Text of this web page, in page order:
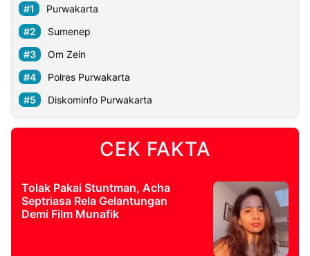
Purwakarta
Sumenep
Om Zein
Polres Purwakarta
Diskominfo Purwakarta
CEK FAKTA
Tolak Pakai Stuntman, Acha
Septriasa Rela Gelantungan
Demi Film Munafik